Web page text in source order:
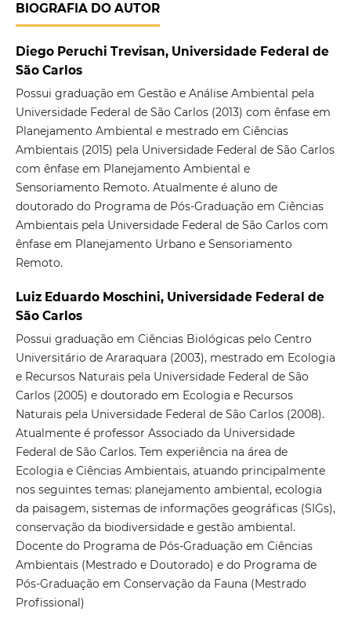
BIOGRAFIA DO AUTOR
Diego Peruchi Trevisan, Universidade Federal de
São Carlos
Possui graduação em Gestão e Análise Ambiental pela
Universidade Federal de São Carlos (2013) com ênfase em
Planejamento Ambiental e mestrado em Ciências
Ambientais (2015) pela Universidade Federal de São Carlos
com ênfase em Planejamento Ambiental e
Sensoriamento Remoto. Atualmente é aluno de
doutorado do Programa de Pós-Graduação em Ciências
Ambientais pela Universidade Federal de São Carlos com
ênfase em Planejamento Urbano e Sensoriamento
Remoto.
Luiz Eduardo Moschini, Universidade Federal de
São Carlos
Possui graduação em Ciências Biológicas pelo Centro
Universitário de Araraquara (2003), mestrado em Ecologia
e Recursos Naturais pela Universidade Federal de São
Carlos (2005) e doutorado em Ecologia e Recursos
Naturais pela Universidade Federal de São Carlos (2008).
Atualmente é professor Associado da Universidade
Federal de São Carlos. Tem experiência na área de
Ecologia e Ciências Ambientais, atuando principalmente
nos seguintes temas: planejamento ambiental, ecologia
da paisagem, sistemas de informações geográficas (SIGs),
conservação da biodiversidade e gestão ambiental.
Docente do Programa de Pós-Graduação em Ciências
Ambientais (Mestrado e Doutorado) e do Programa de
Pós-Graduação em Conservação da Fauna (Mestrado
Profissional)